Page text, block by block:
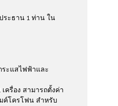
ระธาน 1 ท่าน ใน
ระแสไฟฟ้าและ
เครื่อง สามารถตั้งค่า
ค์โครโฟน สำหรับ